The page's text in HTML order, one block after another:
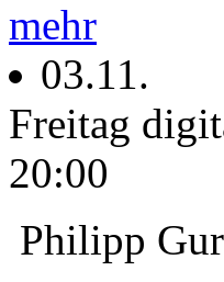
mehr
03.11.
Freitag
20:00
Philipp